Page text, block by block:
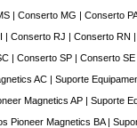
| Conserto MG | Conserto
| Conserto RJ | Conserto RN
| Conserto SP | Conserto
AC | Suporte
Magnetics AP | Suporte
Pioneer Magnetics BA |